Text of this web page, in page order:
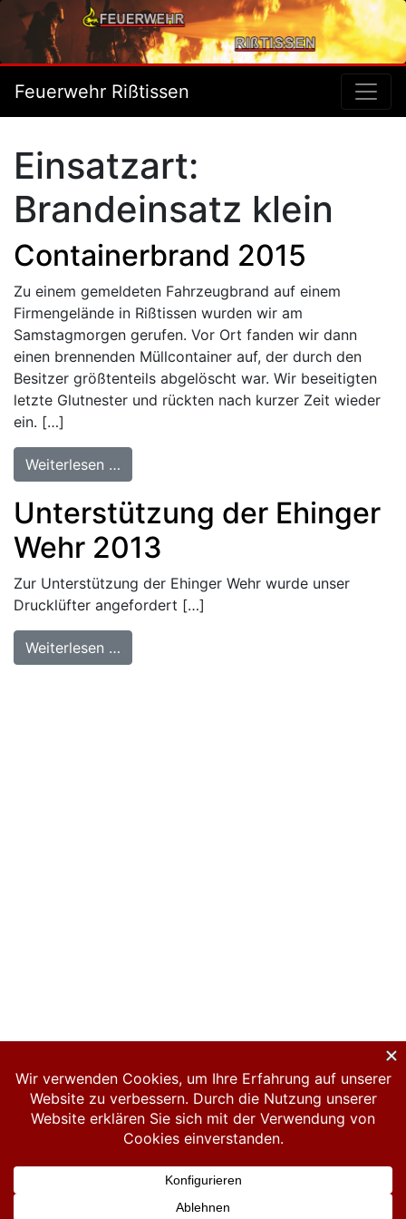
Feuerwehr Rißtissen
Einsatzart:
Brandeinsatz klein
Containerbrand 2015
Zu einem gemeldeten Fahrzeugbrand auf einem
Firmengelände in Rißtissen wurden wir am
Samstagmorgen gerufen. Vor Ort fanden wir dann
einen brennenden Müllcontainer auf, der durch den
Besitzer größtenteils abgelöscht war. Wir beseitigten
letzte Glutnester und rückten nach kurzer Zeit wieder
ein. […]
Weiterlesen …
Unterstützung der Ehinger
Wehr 2013
Zur Unterstützung der Ehinger Wehr wurde unser
Drucklüfter angefordert […]
Weiterlesen …
Impressum